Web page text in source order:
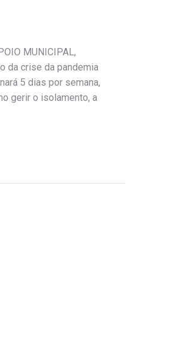
MUNICIPAL,
da crise da pandemia
5 dias por semana,
gerir o isolamento, a